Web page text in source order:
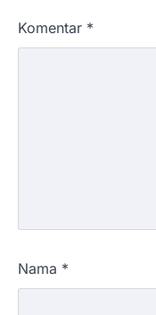
Komentar *
Nama *